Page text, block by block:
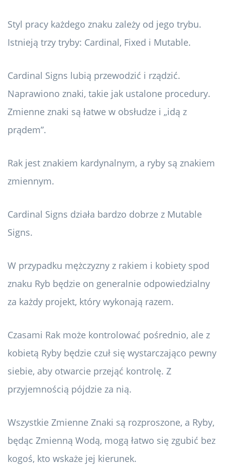
Styl pracy każdego znaku zależy od jego trybu.
Istnieją trzy tryby: Cardinal, Fixed i Mutable.
Cardinal Signs lubią przewodzić i rządzić.
Naprawiono znaki, takie jak ustalone procedury.
Zmienne znaki są łatwe w obsłudze i „idą z
prądem”.
Rak jest znakiem kardynalnym, a ryby są znakiem
zmiennym.
Cardinal Signs działa bardzo dobrze z Mutable
Signs.
W przypadku mężczyzny z rakiem i kobiety spod
znaku Ryb będzie on generalnie odpowiedzialny
za każdy projekt, który wykonają razem.
Czasami Rak może kontrolować pośrednio, ale z
kobietą Ryby będzie czuł się wystarczająco pewny
siebie, aby otwarcie przejąć kontrolę. Z
przyjemnością pójdzie za nią.
Wszystkie Zmienne Znaki są rozproszone, a Ryby,
będąc Zmienną Wodą, mogą łatwo się zgubić bez
kogoś, kto wskaże jej kierunek.